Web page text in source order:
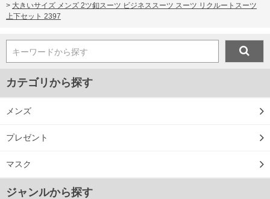
> 大きいサイズ メンズ 2ツ釦スーツ ビジネススーツ スーツ リクルートスーツ
上下セット 2397
キーワードから探す
カテゴリから探す
メンズ
プレゼント
マスク
ジャンルから探す